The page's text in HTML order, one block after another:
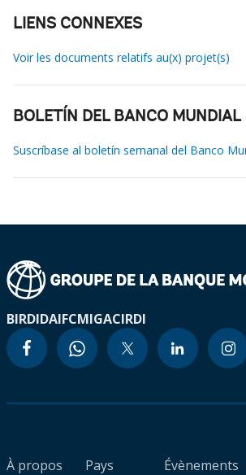
LIENS CONNEXES
Voir les documents relatifs au(x) projet(s)
BOLETÍN DEL BANCO MUNDIAL
Suscríbase al boletín semanal del Banco
BIRDIDAIFCMIGACIRDI
À propos
Pays
Évènements